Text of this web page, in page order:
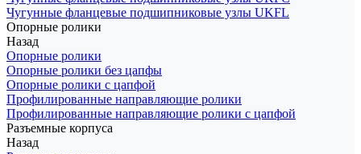
Чугунные фланцевые подшипниковые узлы UKFL
Опорные ролики
Назад
Опорные ролики
Опорные ролики без цапфы
Опорные ролики с цапфой
Профилированные направляющие ролики
Профилированные направляющие ролики с цапфой
Разъемные корпуса
Назад